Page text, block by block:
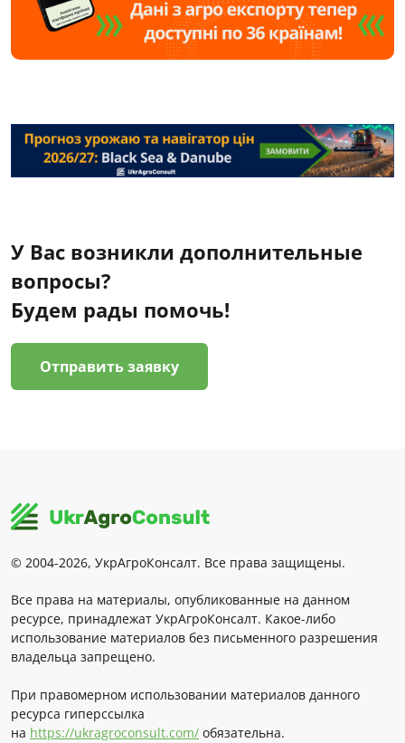
У Вас возникли дополнительные
вопросы?
Будем рады помочь!
Отправить заявку
© 2004-2026, УкрАгроКонсалт. Все права защищены.
Все права на материалы, опубликованные на данном
ресурсе, принадлежат УкрАгроКонсалт. Какое-либо
использование материалов без письменного разрешения
владельца запрещено.
При правомерном использовании материалов данного
ресурса гиперссылка
на https://ukragroconsult.com/ обязательна.